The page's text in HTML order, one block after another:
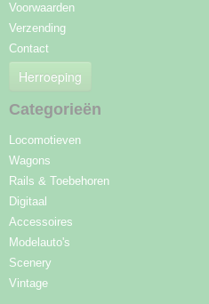
Voorwaarden
Verzending
Contact
Herroeping
Categorieën
Locomotieven
Wagons
Rails & Toebehoren
Digitaal
Accessoires
Modelauto's
Scenery
Vintage